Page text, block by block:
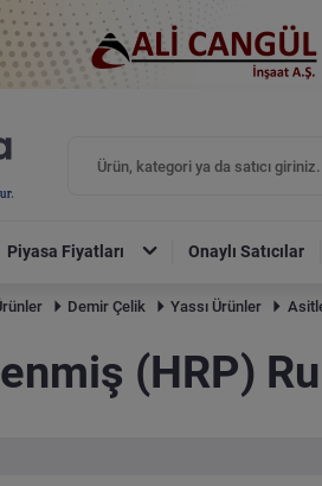
Piyasa Fiyatları Onaylı Satıcılar
Demir Çelik Yassı Ürünler
(HRP)